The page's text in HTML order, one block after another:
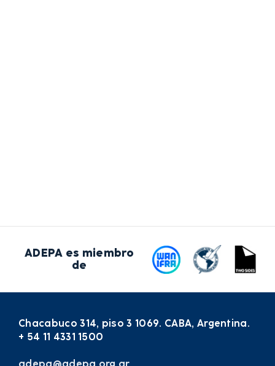
ADEPA es miembro
de
Chacabuco 314, piso 3 1069. CABA, Argentina.
+ 54 11 4331 1500